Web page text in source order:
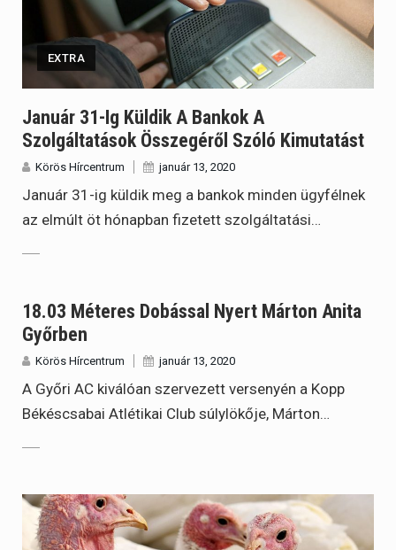
EXTRA
Január 31-Ig Küldik A Bankok A
Szolgáltatások Összegéről Szóló Kimutatást
Körös Hírcentrum január 13, 2020
Január 31-ig küldik meg a bankok minden ügyfélnek
az elmúlt öt hónapban fizetett szolgáltatási…
18.03 Méteres Dobással Nyert Márton Anita
Győrben
Körös Hírcentrum január 13, 2020
A Győri AC kiválóan szervezett versenyén a Kopp
Békéscsabai Atlétikai Club súlylökője, Márton…